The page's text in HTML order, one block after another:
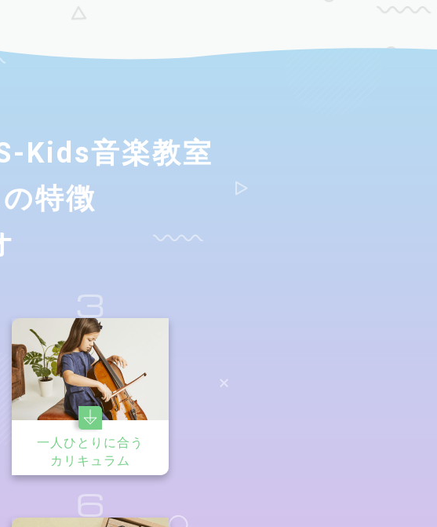
Kids音楽教室
特徴
3
一人ひとりに合う
カリキュラム
6